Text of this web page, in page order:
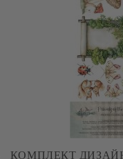
КОМПЛЕКТ